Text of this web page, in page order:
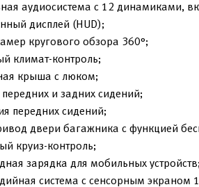
аудиосистема с 12 динамиками,
дисплей (HUD);
кругового обзора 360°;
климат-контроль;
крыша с люком;
и задних сидений;
передних сидений;
двери багажника с функцией
круиз-контроль;
зарядка для мобильных устройств;
система с сенсорным экраном